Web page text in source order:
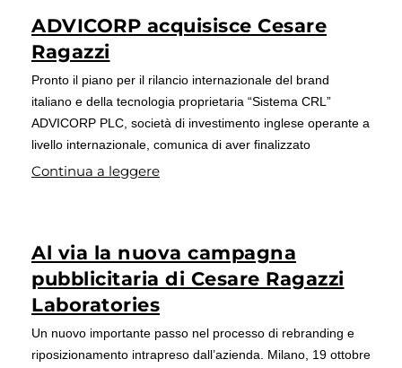
ADVICORP acquisisce Cesare
Ragazzi
Pronto il piano per il rilancio internazionale del brand
italiano e della tecnologia proprietaria “Sistema CRL”
ADVICORP PLC, società di investimento inglese operante a
livello internazionale, comunica di aver finalizzato
Continua a leggere
Al via la nuova campagna
pubblicitaria di Cesare Ragazzi
Laboratories
Un nuovo importante passo nel processo di rebranding e
riposizionamento intrapreso dall’azienda. Milano, 19 ottobre